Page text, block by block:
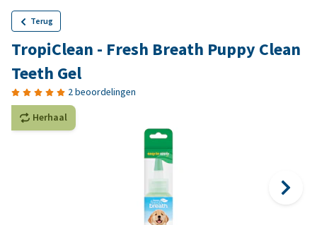
Terug
TropiClean - Fresh Breath Puppy Clean
Teeth Gel
2 beoordelingen
Herhaal